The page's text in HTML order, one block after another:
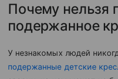
Почему нельзя
подержанное
У незнакомых людей
подержанные детские